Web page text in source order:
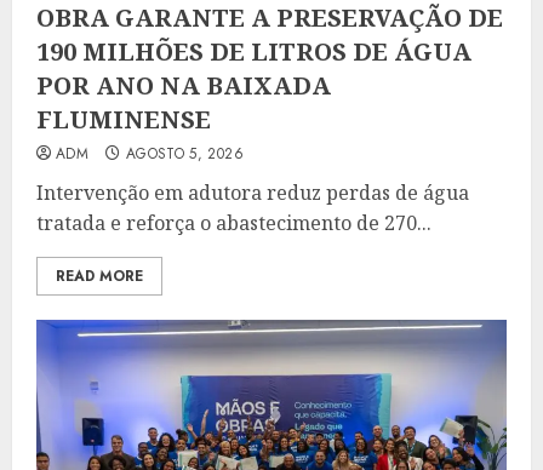
OBRA GARANTE A PRESERVAÇÃO DE
190 MILHÕES DE LITROS DE ÁGUA
POR ANO NA BAIXADA
FLUMINENSE
ADM AGOSTO 5, 2026
Intervenção em adutora reduz perdas de água
tratada e reforça o abastecimento de 270...
READ MORE